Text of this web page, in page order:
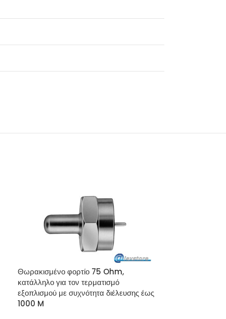
Θωρακισμένο φορτίο 75 Ohm,
κατάλληλο για τον τερματισμό
εξοπλισμού με συχνότητα διέλευσης έως
1000 M